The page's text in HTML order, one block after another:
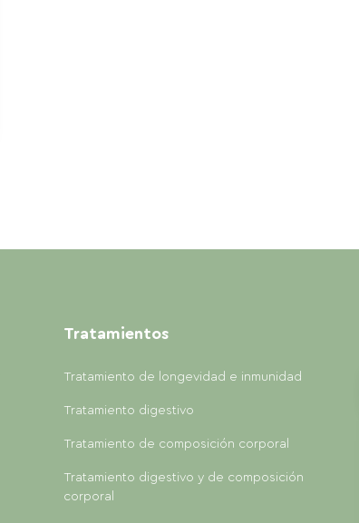
Tratamientos
Tratamiento de longevidad e inmunidad
Tratamiento digestivo
Tratamiento de composición corporal
Tratamiento digestivo y de composición
corporal